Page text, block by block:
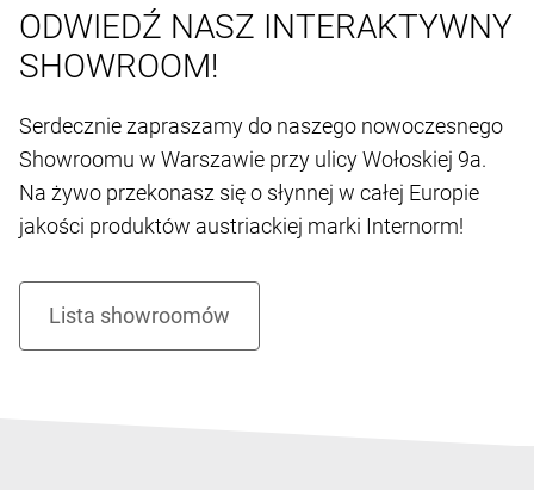
ODWIEDŹ NASZ INTERAKTYWNY
SHOWROOM!
Serdecznie zapraszamy do naszego nowoczesnego
Showroomu w Warszawie przy ulicy Wołoskiej 9a.
Na żywo przekonasz się o słynnej w całej Europie
jakości produktów austriackiej marki Internorm!